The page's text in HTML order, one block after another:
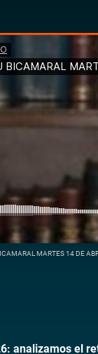
MARTES 14 DE
analizamos el